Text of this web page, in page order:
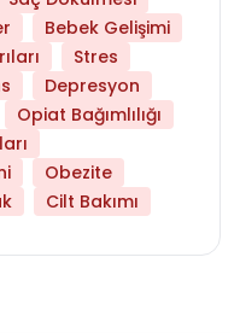
Bebek Gelişimi
Stres
Depresyon
Opiat Bağımlılığı
Obezite
Cilt Bakımı